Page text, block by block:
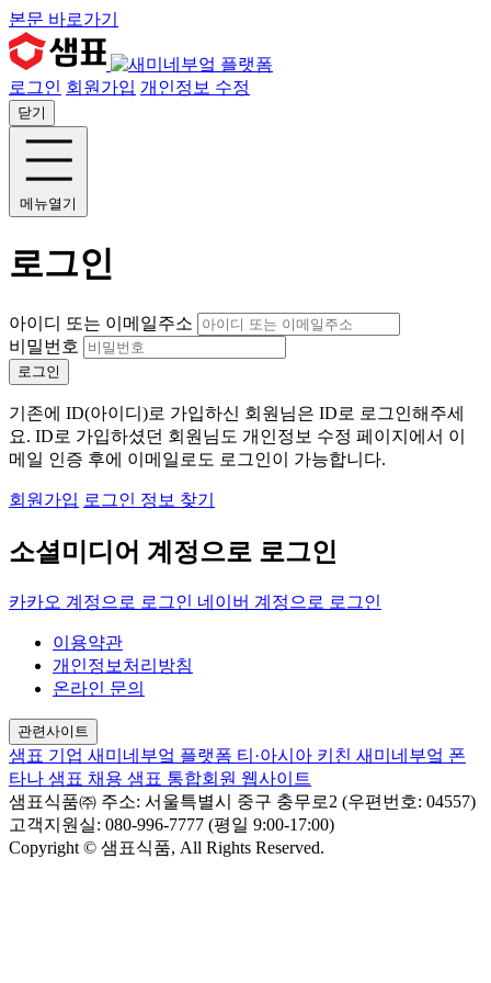
본문 바로가기
로그인 회원가입 개인정보 수정
닫기
메뉴열기
로그인
아이디 또는 이메일주소
비밀번호
로그인
기존에 ID(아이디)로 가입하신 회원님은 ID로 로그인해주세
요. ID로 가입하셨던 회원님도 개인정보 수정 페이지에서 이
메일 인증 후에 이메일로도 로그인이 가능합니다.
회원가입 로그인 정보 찾기
소셜미디어 계정으로 로그인
카카오 계정으로 로그인 네이버 계정으로 로그인
이용약관
개인정보처리방침
온라인 문의
관련사이트
샘표 기업 새미네부엌 플랫폼 티·아시아 키친 새미네부엌 폰
타나 샘표 채용 샘표 통합회원 웹사이트
샘표식품㈜ 주소: 서울특별시 중구 충무로2 (우편번호: 04557)
고객지원실: 080-996-7777 (평일 9:00-17:00)
Copyright © 샘표식품, All Rights Reserved.